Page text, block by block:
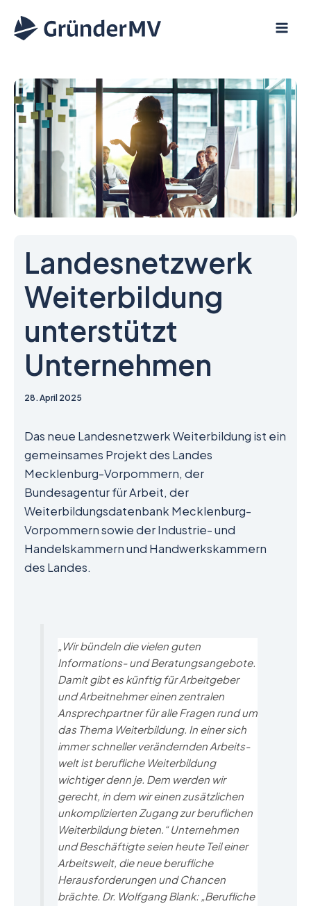
Inhalt
Landesnetzwerk
Weiterbildung
unterstützt
Unternehmen
28. April 2025
Das neue Landesnetzwerk Weiterbildung ist ein
gemeinsames Projekt des Landes
Mecklenburg-Vorpommern, der
Bundesagentur für Arbeit, der
Weiterbildungsdatenbank Mecklenburg-
Vorpommern sowie der Industrie- und
Handelskammern und Handwerkskammern
des Landes.
„Wir bündeln die vielen guten
Informations- und Beratungsangebote.
Damit gibt es künftig für Arbeitgeber
und Arbeitnehmer einen zentralen
Ansprechpartner für alle Fragen rund um
das Thema Weiter­bildung. In einer sich
immer schneller verändernden Arbeits­
welt ist berufliche Weiterbildung
wichtiger denn je. Dem werden wir
gerecht, in dem wir einen zusätzlichen
unkom­plizierten Zugang zur beruflichen
Weiterbildung bieten.“ Unter­nehmen
und Beschäftigte seien heute Teil einer
Arbeitswelt, die neue berufliche
Herausforderungen und Chancen
brächte. Dr. Wolfgang Blank: „Berufliche